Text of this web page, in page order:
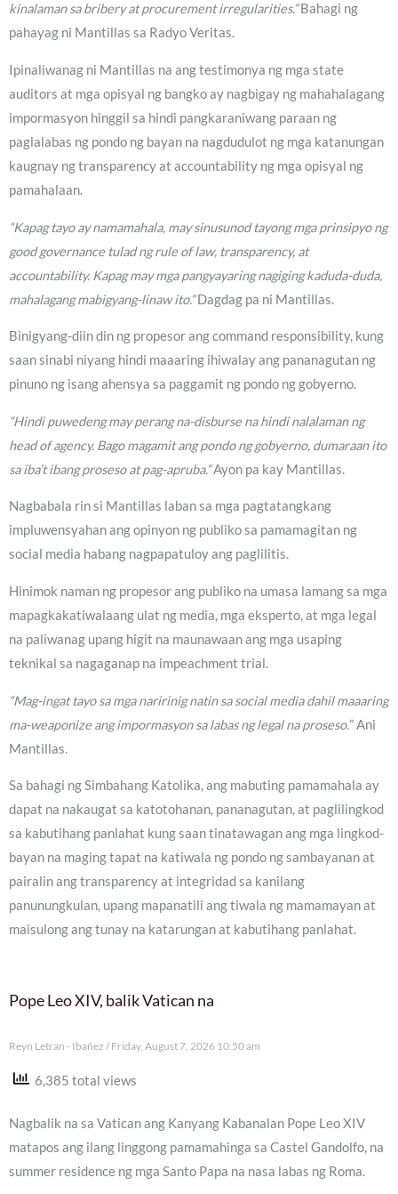
kinalaman sa bribery at procurement irregularities.”Bahagi ng
pahayag ni Mantillas sa Radyo Veritas.
Ipinaliwanag ni Mantillas na ang testimonya ng mga state
auditors at mga opisyal ng bangko ay nagbigay ng mahahalagang
impormasyon hinggil sa hindi pangkaraniwang paraan ng
paglalabas ng pondo ng bayan na nagdudulot ng mga katanungan
kaugnay ng transparency at accountability ng mga opisyal ng
pamahalaan.
“Kapag tayo ay namamahala, may sinusunod tayong mga prinsipyo ng
good governance tulad ng rule of law, transparency, at
accountability. Kapag may mga pangyayaring nagiging kaduda-duda,
mahalagang mabigyang-linaw ito.”Dagdag pa ni Mantillas.
Binigyang-diin din ng propesor ang command responsibility, kung
saan sinabi niyang hindi maaaring ihiwalay ang pananagutan ng
pinuno ng isang ahensya sa paggamit ng pondo ng gobyerno.
“Hindi puwedeng may perang na-disburse na hindi nalalaman ng
head of agency. Bago magamit ang pondo ng gobyerno, dumaraan ito
sa iba’t ibang proseso at pag-apruba.”Ayon pa kay Mantillas.
Nagbabala rin si Mantillas laban sa mga pagtatangkang
impluwensyahan ang opinyon ng publiko sa pamamagitan ng
social media habang nagpapatuloy ang paglilitis.
Hinimok naman ng propesor ang publiko na umasa lamang sa mga
mapagkakatiwalaang ulat ng media, mga eksperto, at mga legal
na paliwanag upang higit na maunawaan ang mga usaping
teknikal sa nagaganap na impeachment trial.
“Mag-ingat tayo sa mga naririnig natin sa social media dahil maaaring
ma-weaponize ang impormasyon sa labas ng legal na proseso.” Ani
Mantillas.
Sa bahagi ng Simbahang Katolika, ang mabuting pamamahala ay
dapat na nakaugat sa katotohanan, pananagutan, at paglilingkod
sa kabutihang panlahat kung saan tinatawagan ang mga lingkod-
bayan na maging tapat na katiwala ng pondo ng sambayanan at
pairalin ang transparency at integridad sa kanilang
panunungkulan, upang mapanatili ang tiwala ng mamamayan at
maisulong ang tunay na katarungan at kabutihang panlahat.
Pope Leo XIV, balik Vatican na
Reyn Letran - Ibañez Friday, August 7, 2026 10:50 am
6,385 total views
Nagbalik na sa Vatican ang Kanyang Kabanalan Pope Leo XIV
matapos ang ilang linggong pamamahinga sa Castel Gandolfo, na
summer residence ng mga Santo Papa na nasa labas ng Roma.